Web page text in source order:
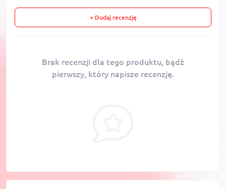
+ Dodaj recenzję
Brak recenzji dla tego produktu, bądź
pierwszy, który napisze recenzję.